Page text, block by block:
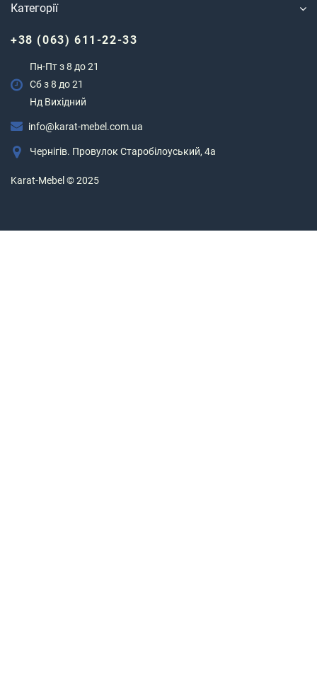
Категорії
+38 (063) 611-22-33
Пн-Пт з 8 до 21
Сб з 8 до 21
Нд Вихідний
info@karat-mebel.com.ua
Чернігів. Провулок Старобілоуський, 4а
Karat-Mebel © 2025